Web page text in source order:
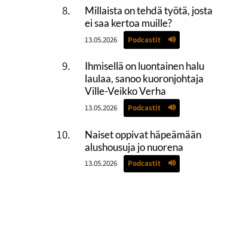
Millaista on tehdä työtä, josta
ei saa kertoa muille?
13.05.2026 Podcastit
Ihmisellä on luontainen halu
laulaa, sanoo kuoronjohtaja
Ville-Veikko Verha
13.05.2026 Podcastit
Naiset oppivat häpeämään
alushousuja jo nuorena
13.05.2026 Podcastit